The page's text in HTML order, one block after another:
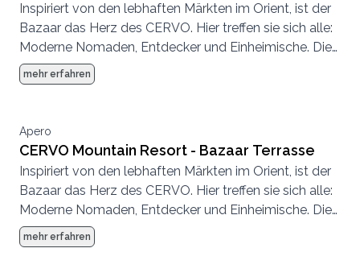
Inspiriert von den lebhaften Märkten im Orient, ist der
Bazaar das Herz des CERVO. Hier treffen sie sich alle:
Moderne Nomaden, Entdecker und Einheimische. Die
Atmosphäre ist entspannt, es wird geplaudert,
getrunken, getroffen, gespeist.
mehr erfahren
Apero
CERVO Mountain Resort - Bazaar Terrasse
Inspiriert von den lebhaften Märkten im Orient, ist der
Bazaar das Herz des CERVO. Hier treffen sie sich alle:
Moderne Nomaden, Entdecker und Einheimische. Die
Atmosphäre ist entspannt, es wird geplaudert,
getrunken, getroffen, gespeist.
mehr erfahren